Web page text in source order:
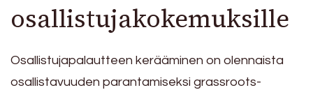
osallistujakokemuksille
Osallistujapalautteen kerääminen on olennaista
osallistavuuden parantamiseksi grassroots-